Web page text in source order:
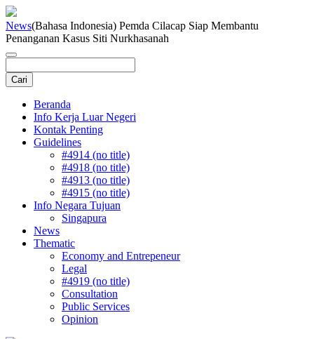
News(Bahasa Indonesia) Pemda Cilacap Siap Membantu
Penanganan Kasus Siti Nurkhasanah
Beranda
Info Kerja Luar Negeri
Kontak Penting
Guidelines
#4914 (no title)
#4918 (no title)
#4913 (no title)
#4915 (no title)
Info Negara Tujuan
Singapura
News
Thematic
Economy and Entrepeneur
Legal
#4919 (no title)
Consultation
Public Services
Opinion